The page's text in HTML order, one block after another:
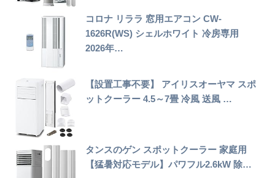
コロナ リララ 窓用エアコン CW-
1626R(WS) シェルホワイト 冷房専用
2026年…
【設置工事不要】 アイリスオーヤマ スポ
ットクーラー 4.5～7畳 冷風 送風 …
タンスのゲン スポットクーラー 家庭用
【猛暑対応モデル】パワフル2.6kW 除…